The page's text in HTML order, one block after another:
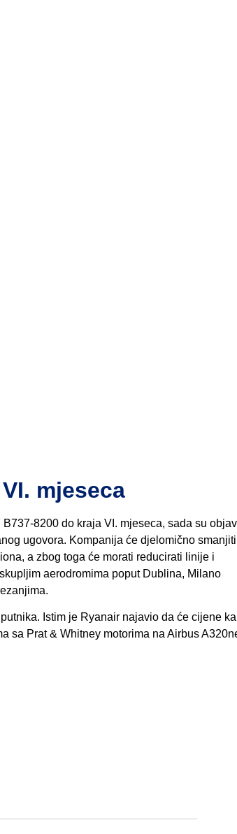
mjeseca
8200 do kraja VI. mjeseca, sada su
ugovora. Kompanija će djelomično smanjiti
a zbog toga će morati reducirati linije i
aerodromima poput Dublina, Milano
Istim je Ryanair najavio da će cijene
sa Prat & Whitney motorima na Airbus